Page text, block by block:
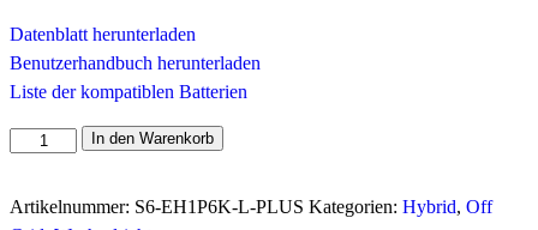
Datenblatt herunterladen
Benutzerhandbuch herunterladen
Liste der kompatiblen Batterien
SOLIS
Wechselrichter
6kW
In den Warenkorb
Artikelnummer: S6-EH1P6K-L-PLUS Kategorien: Hybrid, Off